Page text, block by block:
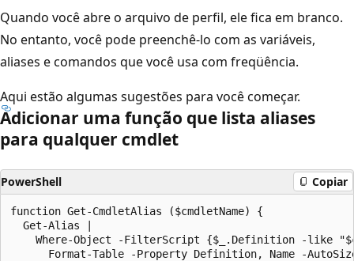
Quando você abre o arquivo de perfil, ele fica em branco.
No entanto, você pode preenchê-lo com as variáveis,
aliases e comandos que você usa com freqüência.
Aqui estão algumas sugestões para você começar.
Adicionar uma função que lista aliases
para qualquer cmdlet
PowerShell Copiar
function Get-CmdletAlias ($cmdletName) {
  Get-Alias |
Where-Object -FilterScript {$_.Definition -like
Format-Table -Property Definition, Name -